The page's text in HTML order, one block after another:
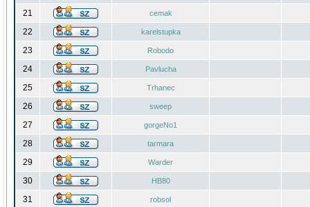
21 cemak
22 karelstupka
23 Robodo
24 Pavlucha
25 Trhanec
26 sweep
27 gorgeNo1
28 tarmara
29 Warder
30 HB80
31 robsol